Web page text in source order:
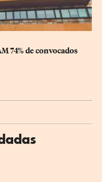
74% de convocados